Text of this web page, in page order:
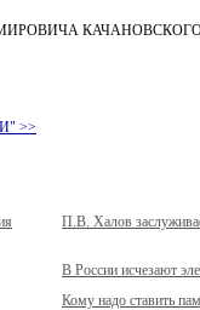
>>
П.В. Халов
В России исчезают
Кому надо ставить